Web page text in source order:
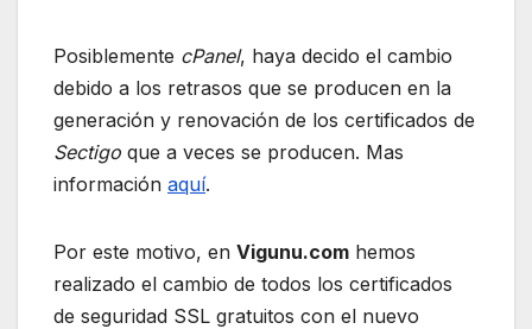
Posiblemente cPanel, haya decido el cambio
debido a los retrasos que se producen en la
generación y renovación de los certificados de
Sectigo que a veces se producen. Mas
información aquí.
Por este motivo, en Vigunu.com hemos
realizado el cambio de todos los certificados
de seguridad SSL gratuitos con el nuevo